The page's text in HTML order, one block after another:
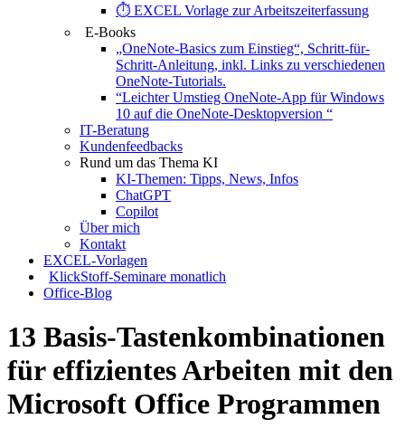
⏱️ EXCEL Vorlage zur Arbeitszeiterfassung
E-Books
„OneNote-Basics zum Einstieg“, Schritt-für-
Schritt-Anleitung, inkl. Links zu verschiedenen
OneNote-Tutorials.
“Leichter Umstieg OneNote-App für Windows
10 auf die OneNote-Desktopversion “
IT-Beratung
Kundenfeedbacks
Rund um das Thema KI
KI-Themen: Tipps, News, Infos
ChatGPT
Copilot
Über mich
Kontakt
EXCEL-Vorlagen
KlickStoff-Seminare monatlich
Office-Blog
13 Basis-Tastenkombinationen
für effizientes Arbeiten mit den
Microsoft Office Programmen